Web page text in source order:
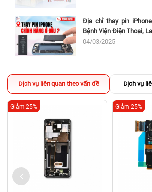
Địa chỉ thay pin
Bệnh Viện Điện Thoại,
04/03/2025
Dịch vụ liên quan theo vấn đề Dịch vụ
Giảm 25% Giảm 25%